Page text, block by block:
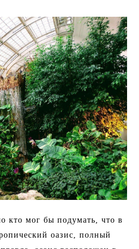
кто мог бы подумать, что в
оазис, полный